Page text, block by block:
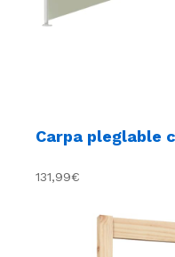
Carpa pleglable
131,99€